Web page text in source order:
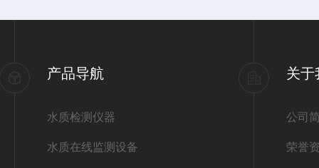
产品导航
水质检测仪器
水质在线监测设备
关于
公司
荣誉